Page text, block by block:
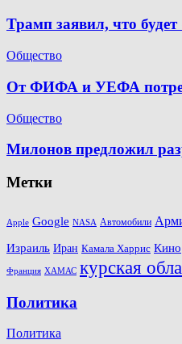
Трамп заявил, что
Общество
От ФИФА и УЕФА
Общество
Милонов предложил
Метки
Apple Google NASA Автомобили
Израиль Иран Камала Харрис Кино
Франция ХАМАС курская
Политика
Политика